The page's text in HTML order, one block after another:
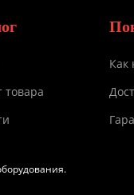
товара
Как